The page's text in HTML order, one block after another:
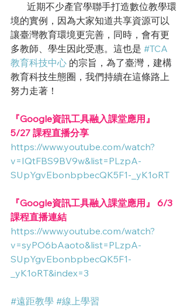
近期不少產官學聯手打造數位教學環
境的實例，因為大家知道共享資源可以
讓臺灣教育環境更完善，同時，會有更
多教師、學生因此受惠。這也是 #TCA
教育科技中心 的宗旨，為了臺灣，建構
教育科技生態圈，我們持續在這條路上
努力走著！
『Google資訊工具融入課堂應用』
5/27 課程直播分享
https://www.youtube.com/watch?
v=IQtFBS9BV9w&list=PLzpA-
SUpYgvEbonbpbecQK5F1-_yK1oRT
『Google資訊工具融入課堂應用』 6/3
課程直播連結
https://www.youtube.com/watch?
v=syPO6bAaoto&list=PLzpA-
SUpYgvEbonbpbecQK5F1-
_yK1oRT&index=3
#遠距教學 #線上學習